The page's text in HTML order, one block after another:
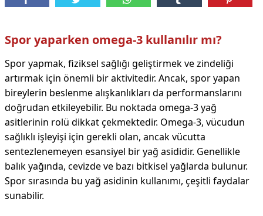
Spor yaparken omega-3 kullanılır mı?
Spor yapmak, fiziksel sağlığı geliştirmek ve zindeliği
artırmak için önemli bir aktivitedir. Ancak, spor yapan
bireylerin beslenme alışkanlıkları da performanslarını
doğrudan etkileyebilir. Bu noktada omega-3 yağ
asitlerinin rolü dikkat çekmektedir. Omega-3, vücudun
sağlıklı işleyişi için gerekli olan, ancak vücutta
sentezlenemeyen esansiyel bir yağ asididir. Genellikle
balık yağında, cevizde ve bazı bitkisel yağlarda bulunur.
Spor sırasında bu yağ asidinin kullanımı, çeşitli faydalar
sunabilir.